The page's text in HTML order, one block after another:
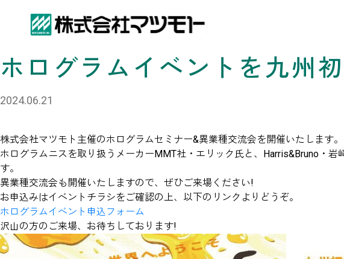
ホログラムイベントを九州
2024.06.21
株式会社マツモト主催のホログラムセミナー&異業種交流会を開催いたします。
ホログラムニスを取り扱うメーカーMMT社・エリック氏と、Harris&Bruno・
す。
異業種交流会も開催いたしますので、ぜひご来場ください!
お申込みはイベントチラシをご確認の上、以下のリンクよりどうぞ。
ホログラムイベント申込フォーム
沢山の方のご来場、お待ちしております!